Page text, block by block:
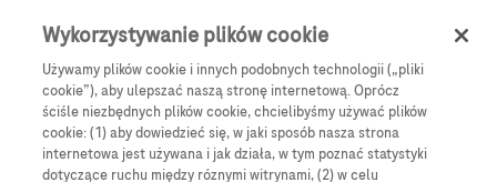
Skip to main content Menu
Products Articles
We are sorry, but no results were found for:
Wykorzystywanie plików cookie
Używamy plików cookie i innych podobnych technologii („pliki
cookie”), aby ulepszać naszą stronę internetową. Oprócz
ściśle niezbędnych plików cookie, chcielibyśmy używać plików
cookie: (1) aby dowiedzieć się, w jaki sposób nasza strona
internetowa jest używana i jak działa, w tym poznać statystyki
dotyczące ruchu między róznymi witrynami, (2) w celu